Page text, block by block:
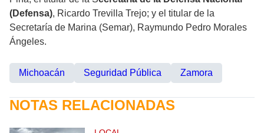
(Defensa), Ricardo Trevilla Trejo; y el titular de la
Secretaría de Marina (Semar), Raymundo Pedro Morales
Ángeles.
Michoacán Seguridad Pública Zamora
NOTAS RELACIONADAS